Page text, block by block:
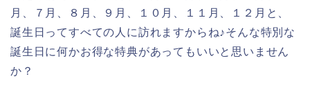
月、７月、８月、９月、１０月、１１月、１２月と、
誕生日ってすべての人に訪れますからね♪そんな特別な
誕生日に何かお得な特典があってもいいと思いません
か？